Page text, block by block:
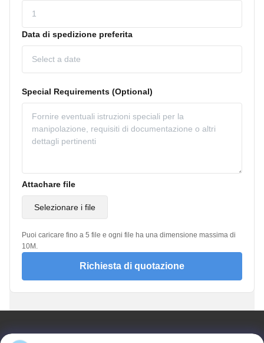
Data di spedizione preferita
Special Requirements (Optional)
Attachare file
Selezionare i file
Puoi caricare fino a 5 file e ogni file ha una dimensione massima di
10M.
Richiesta di quotazione